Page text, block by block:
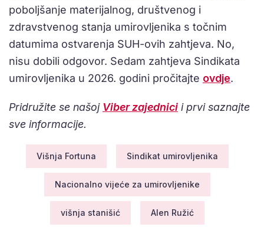
poboljšanje materijalnog, društvenog i
zdravstvenog stanja umirovljenika s točnim
datumima ostvarenja SUH-ovih zahtjeva. No,
nisu dobili odgovor. Sedam zahtjeva Sindikata
umirovljenika u 2026. godini pročitajte ovdje.
Pridružite se našoj Viber zajednici i prvi saznajte
sve informacije.
Višnja Fortuna Sindikat umirovljenika
Nacionalno vijeće za umirovljenike
višnja stanišić Alen Ružić